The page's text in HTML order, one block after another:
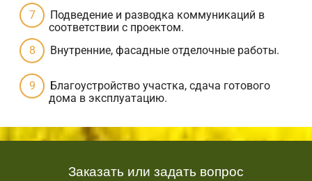
Подведение и разводка коммуникаций в
соответствии с проектом.
Внутренние, фасадные отделочные работы.
Благоустройство участка, сдача готового
дома в эксплуатацию.
Заказать или задать вопрос